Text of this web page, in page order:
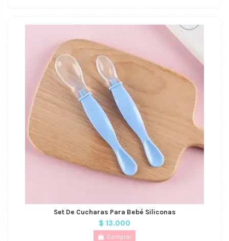
Set De Cucharas Para Bebé Siliconas
$ 13.000
Comprar